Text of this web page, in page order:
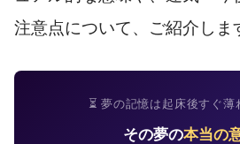
注意点について、ご紹介しま
⏳ 夢の記憶は起床後すぐ薄
その夢の本当の